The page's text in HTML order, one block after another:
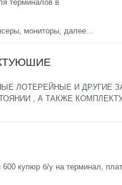
терминалов в
мониторы,далее...
ЛОТЕРЕЙНЫЕ И ДРУГИЕ
, А ТАКЖЕ
купюр б/у на терминал,